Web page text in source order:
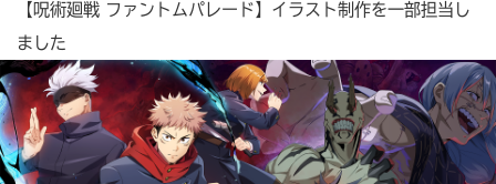
【呪術廻戦 ファントムパレード】イラスト制作を一部担当し
ました